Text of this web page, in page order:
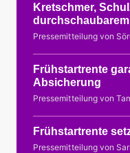
Kretschmer,
Pressemitteilung von
Frühstartrente
Absicherung
Pressemitteilung von
Frühstartrente
Pressemitteilung von